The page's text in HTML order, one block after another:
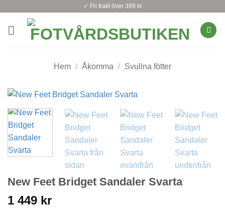
✓ Fri frakt över 399 kr
Hem / Åkomma / Svullna fötter
New Feet Bridget Sandaler Svarta
1 449 kr